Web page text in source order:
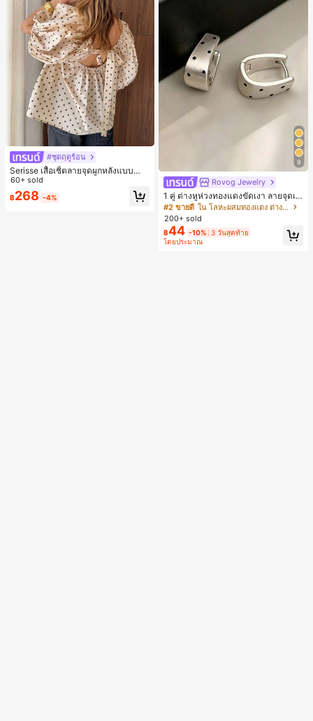
#ชุดฤดูร้อน
Serisse เสื้อเชิ้ตลายจุดผูกหลังแบบลำล
องสำหรับฤดูร้อน
60+ sold
฿268 -4%
9
Rovog Jewelry
1 คู่ ต่างหูห่วงทองแดงขัดเงา ลายจุดเร
ขาคณิตสไตล์มินิมอล เหมาะสำหรับสว
มใส่ประจำวันแบบสบายๆ สำหรับผู้หญิง
#2 ขายดี
ใน โลหะผสมทองแดง ต่างหูผู้หญิง
200+ sold
฿44 -10% 3 วันสุดท้าย
โดยประมาณ